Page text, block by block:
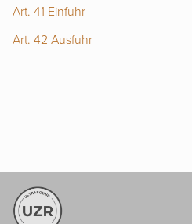
Art. 41 Einfuhr
Art. 42 Ausfuhr